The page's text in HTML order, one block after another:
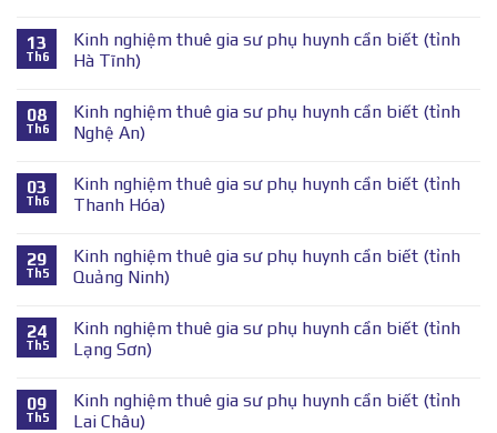
13
Th6
Kinh nghiệm thuê gia sư phụ huynh cần biết (tỉnh
Hà Tĩnh)
08
Th6
Kinh nghiệm thuê gia sư phụ huynh cần biết (tỉnh
Nghệ An)
03
Th6
Kinh nghiệm thuê gia sư phụ huynh cần biết (tỉnh
Thanh Hóa)
29
Th5
Kinh nghiệm thuê gia sư phụ huynh cần biết (tỉnh
Quảng Ninh)
24
Th5
Kinh nghiệm thuê gia sư phụ huynh cần biết (tỉnh
Lạng Sơn)
09
Th5
Kinh nghiệm thuê gia sư phụ huynh cần biết (tỉnh
Lai Châu)